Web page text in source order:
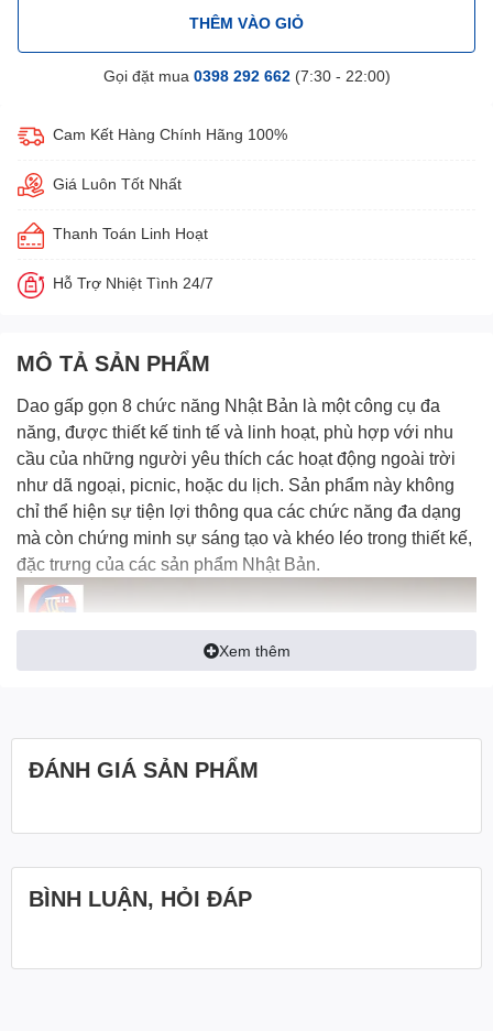
THÊM VÀO GIỎ
Gọi đặt mua 0398 292 662(7:30 - 22:00)
Cam Kết Hàng Chính Hãng 100%
Giá Luôn Tốt Nhất
Thanh Toán Linh Hoạt
Hỗ Trợ Nhiệt Tình 24/7
MÔ TẢ SẢN PHẨM
Dao gấp gọn 8 chức năng Nhật Bản là một công cụ đa
năng, được thiết kế tinh tế và linh hoạt, phù hợp với nhu
cầu của những người yêu thích các hoạt động ngoài trời
như dã ngoại, picnic, hoặc du lịch. Sản phẩm này không
chỉ thể hiện sự tiện lợi thông qua các chức năng đa dạng
mà còn chứng minh sự sáng tạo và khéo léo trong thiết kế,
đặc trưng của các sản phẩm Nhật Bản.
Xem thêm
ĐÁNH GIÁ SẢN PHẨM
BÌNH LUẬN, HỎI ĐÁP